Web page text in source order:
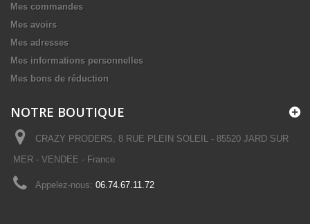
Mes commandes
Mes avoirs
Mes adresses
Mes informations personnelles
Mes bons de réduction
NOTRE BOUTIQUE
CRAZY PRODERS, 8 RUE PLEIN SOLEIL - 85520 JARD SUR
MER - VENDEE - France
Appelez-nous: 06.74.67.11.72